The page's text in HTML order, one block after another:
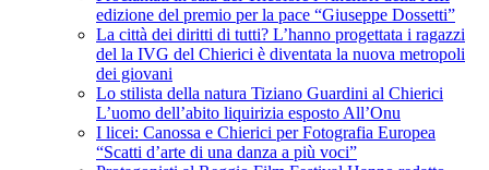
edizione del premio per la pace “Giuseppe Dossetti”
La città dei diritti di tutti? L’hanno progettata i ragazzi
del la IVG del Chierici è diventata la nuova metropoli
dei giovani
Lo stilista della natura Tiziano Guardini al Chierici
L’uomo dell’abito liquirizia esposto All’Onu
I licei: Canossa e Chierici per Fotografia Europea
“Scatti d’arte di una danza a più voci”